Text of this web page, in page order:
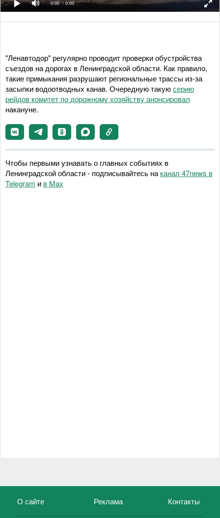
0:00 / 0:00
"Ленавтодор" регулярно проводит проверки обустройства
съездов на дорогах в Ленинградской области. Как правило,
такие примыкания разрушают региональные трассы из-за
засыпки водоотводных канав. Очередную такуюсерию
рейдов комитет по дорожному хозяйству анонсировал
накануне.
Чтобы первыми узнавать о главных событиях в
Ленинградской области - подписывайтесь наканал 47news в
Telegram и в Maх
О сайте Реклама Контакты